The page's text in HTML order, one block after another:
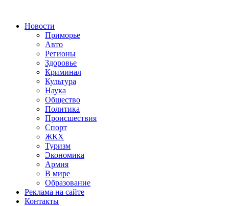
Новости
Приморье
Авто
Регионы
Здоровье
Криминал
Культура
Наука
Общество
Политика
Происшествия
Спорт
ЖКХ
Туризм
Экономика
Армия
В мире
Образование
Реклама на сайте
Контакты